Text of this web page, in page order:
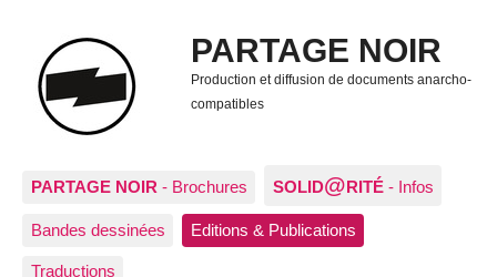
PARTAGE NOIR
Production et diffusion de documents anarcho-
compatibles
PARTAGE NOIR - Brochures SOLID@RITÉ - Infos
Bandes dessinées Editions & Publications
Traductions